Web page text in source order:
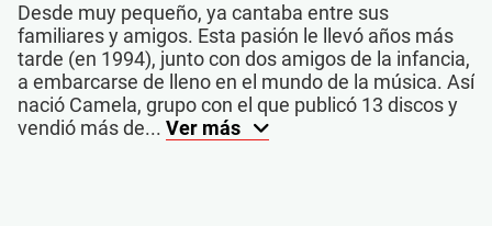
Desde muy pequeño, ya cantaba entre sus
familiares y amigos. Esta pasión le llevó años más
tarde (en 1994), junto con dos amigos de la infancia,
a embarcarse de lleno en el mundo de la música. Así
nació Camela, grupo con el que publicó 13 discos y
vendió más de... Ver más